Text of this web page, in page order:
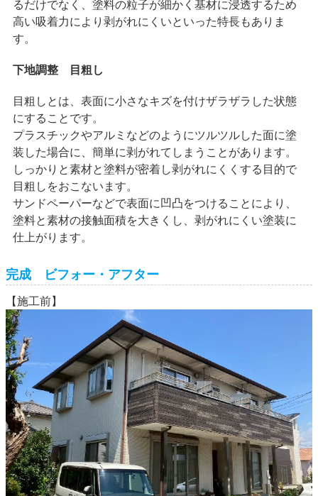
るだけでなく、塗料の粒子が細かく基材に浸透するため
高い吸着力により剥がれにくいといった特長もありま
す。
下地調整 目粗し
目粗しとは、表面に小さなキズを付けザラザラした状態
にすることです。
プラスチックやアルミなどのようにツルツルした面に塗
装した場合に、簡単に剥がれてしまうことがあります。
しっかりと素材と塗料が密着し剥がれにくくする目的で
目粗しをおこないます。
サンドペーパーなどで表面に凹凸をつけることにより、
塗料と素材の接触面積を大きくし、剥がれにくい塗装に
仕上がります。
完成 ビフォー・アフター
【施工前】